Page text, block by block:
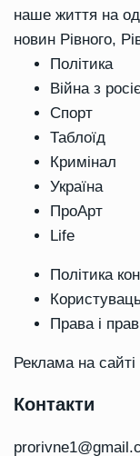
наше життя на
новин Рівного,
Політика
Війна з
Спорт
Таблоїд
Кримінал
Україна
ПроАрт
Life
Політика
Права і
Реклама на сайті
Контакти